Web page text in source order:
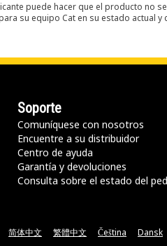
puede hacer que el producto no
su equipo Cat en su estado
Soporte
Comuníquese con nosotros
Encuentre a su distribuidor
Centro de ayuda
Garantía y devoluciones
Consulta sobre el estado del
简体中文 繁體中文 Čeština Dansk